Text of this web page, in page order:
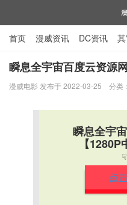
首页 漫威资讯 DC资讯
电视剧资源 漫威图片
瞬息全宇宙百度云资源
漫威电影 发布于 2022-03-25 分类：
瞬息全宇
【
点